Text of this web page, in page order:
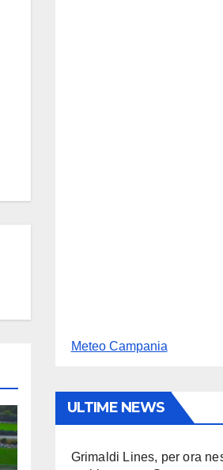
Meteo Campania
ULTIME NEWS
Grimaldi Lines, per ora